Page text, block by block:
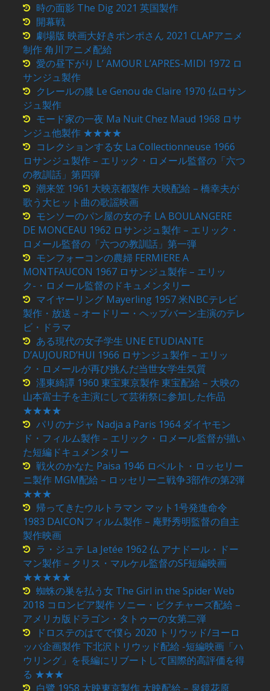
時の面影 The Dig 2021 英国製作
開幕戦
劇場版 映画大好きポンポさん 2021 CLAPアニメ
制作 角川アニメ配給
愛の昼下がり L’ AMOUR L’APRES-MIDI 1972 ロ
サンジュ製作
クレールの膝 Le Genou de Claire 1970 仏ロサン
ジュ製作
モード家の一夜 Ma Nuit Chez Maud 1968 ロサ
ンジュ他製作 ★★★★
コレクションする女 La Collectionneuse 1966
ロサンジュ製作 – エリック・ロメール監督の「六つ
の教訓話」第四弾
潮来笠 1961 大映京都製作 大映配給 – 橋幸夫が
歌う大ヒット曲の歌謡映画
モンソーのパン屋の女の子 LA BOULANGERE
DE MONCEAU 1962 ロサンジュ製作 – エリック・
ロメール監督の「六つの教訓話」第一弾
モンフォーコンの農婦 FERMIERE A
MONTFAUCON 1967 ロサンジュ製作 – エリッ
ク-・ロメール監督のドキュメンタリー
マイヤーリング Mayerling 1957 米NBCテレビ
製作・放送 – オードリー・ヘップバーン主演のテレ
ビ・ドラマ
ある現代の女子学生 UNE ETUDIANTE
D’AUJOURD’HUI 1966 ロサンジュ製作 – エリッ
ク・ロメールが再び挑んだ当世女学生気質
濹東綺譚 1960 東宝東京製作 東宝配給 – 大映の
山本富士子を主演にして芸術祭に参加した作品
★★★★
パリのナジャ Nadja a Paris 1964 ダイヤモン
ド・フィルム製作 – エリック・ロメール監督が描い
た短編ドキュメンタリー
戦火のかなた Paisa 1946 ロベルト・ロッセリー
ニ製作 MGM配給 – ロッセリーニ戦争3部作の第2弾
★★★
帰ってきたウルトラマン マット1号発進命令
1983 DAICONフィルム製作 – 庵野秀明監督の自主
製作映画
ラ・ジュテ La Jetée 1962 仏 アナドール・ドー
マン製作 – クリス・マルケル監督のSF短編映画
★★★★★
蜘蛛の巣を払う女 The Girl in the Spider Web
2018 コロンビア製作 ソニー・ピクチャーズ配給 –
アメリカ版ドラゴン・タトゥーの女第二弾
ドロステのはてで僕ら 2020 トリウッド/ヨーロ
ッパ企画製作 下北沢トリウッド配給 -短編映画「ハ
ウリング」を長編にリブートして国際的高評価を得
る ★★★
白鷺 1958 大映東京製作 大映配給 – 泉鏡花原